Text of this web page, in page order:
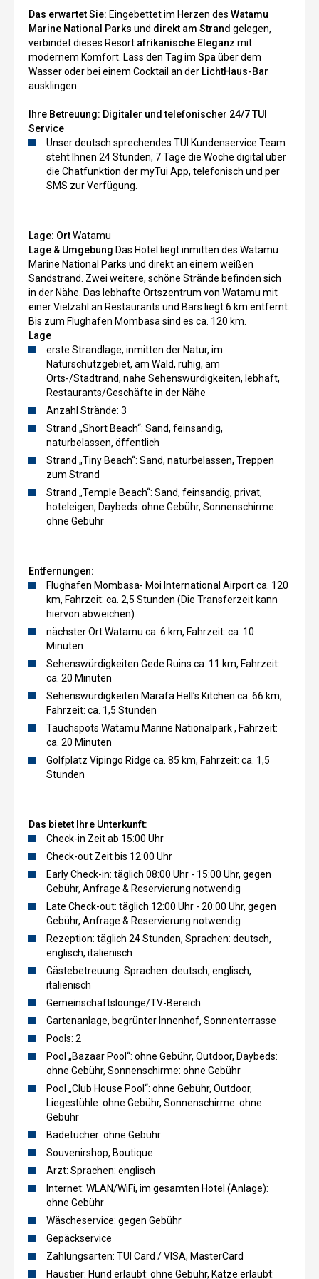
Das erwartet Sie: Eingebettet im Herzen des Watamu
Marine National Parks und direkt am Strand gelegen,
verbindet dieses Resort afrikanische Eleganz mit
modernem Komfort. Lass den Tag im Spaüber dem
Wasser oder bei einem Cocktail an der LichtHaus-Bar
ausklingen.
Ihre Betreuung: Digitaler und telefonischer 24/7 TUI
Service
Unser deutsch sprechendes TUI Kundenservice Team
steht Ihnen 24 Stunden, 7 Tage die Woche digital über
die Chatfunktion der myTui App, telefonisch und per
SMS zur Verfügung.
Lage: OrtWatamu
Lage & Umgebung Das Hotel liegt inmitten des Watamu
Marine National Parks und direkt an einem weißen
Sandstrand. Zwei weitere, schöne Strände befinden sich
in der Nähe. Das lebhafte Ortszentrum von Watamu mit
einer Vielzahl an Restaurants und Bars liegt 6 km entfernt.
Bis zum Flughafen Mombasa sind es ca. 120 km.
Lage
erste Strandlage, inmitten der Natur, im
Naturschutzgebiet, am Wald, ruhig, am
Orts-/Stadtrand, nahe Sehenswürdigkeiten, lebhaft,
Restaurants/Geschäfte in der Nähe
Anzahl Strände: 3
Strand „Short Beach“: Sand, feinsandig,
naturbelassen, öffentlich
Strand „Tiny Beach“: Sand, naturbelassen, Treppen
zum Strand
Strand „Temple Beach“: Sand, feinsandig, privat,
hoteleigen, Daybeds: ohne Gebühr, Sonnenschirme:
ohne Gebühr
Entfernungen:
Flughafen Mombasa- Moi International Airport ca. 120
km, Fahrzeit: ca. 2,5 Stunden (Die Transferzeit kann
hiervon abweichen).
nächster Ort Watamu ca. 6 km, Fahrzeit: ca. 10
Minuten
Sehenswürdigkeiten Gede Ruins ca. 11 km, Fahrzeit:
ca. 20 Minuten
Sehenswürdigkeiten Marafa Hell’s Kitchen ca. 66 km,
Fahrzeit: ca. 1,5 Stunden
Tauchspots Watamu Marine Nationalpark , Fahrzeit:
ca. 20 Minuten
Golfplatz Vipingo Ridge ca. 85 km, Fahrzeit: ca. 1,5
Stunden
Das bietet Ihre Unterkunft:
Check-in Zeit ab 15:00 Uhr
Check-out Zeit bis 12:00 Uhr
Early Check-in: täglich 08:00 Uhr - 15:00 Uhr, gegen
Gebühr, Anfrage & Reservierung notwendig
Late Check-out: täglich 12:00 Uhr - 20:00 Uhr, gegen
Gebühr, Anfrage & Reservierung notwendig
Rezeption: täglich 24 Stunden, Sprachen: deutsch,
englisch, italienisch
Gästebetreuung: Sprachen: deutsch, englisch,
italienisch
Gemeinschaftslounge/TV-Bereich
Gartenanlage, begrünter Innenhof, Sonnenterrasse
Pools: 2
Pool „Bazaar Pool“: ohne Gebühr, Outdoor, Daybeds:
ohne Gebühr, Sonnenschirme: ohne Gebühr
Pool „Club House Pool“: ohne Gebühr, Outdoor,
Liegestühle: ohne Gebühr, Sonnenschirme: ohne
Gebühr
Badetücher: ohne Gebühr
Souvenirshop, Boutique
Arzt: Sprachen: englisch
Internet: WLAN/WiFi, im gesamten Hotel (Anlage):
ohne Gebühr
Wäscheservice: gegen Gebühr
Gepäckservice
Zahlungsarten: TUI Card / VISA, MasterCard
Haustier: Hund erlaubt: ohne Gebühr, Katze erlaubt: